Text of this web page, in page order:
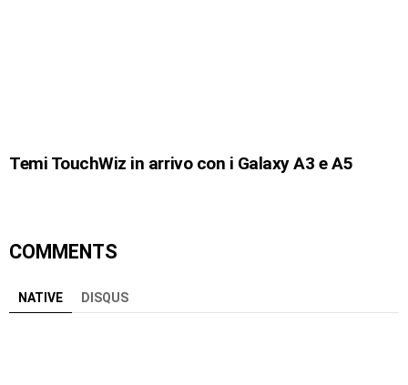
Temi TouchWiz in arrivo con i Galaxy A3 e A5
COMMENTS
NATIVE DISQUS